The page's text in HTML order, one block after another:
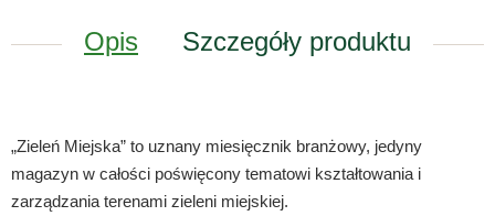
Opis Szczegóły produktu
„Zieleń Miejska” to uznany miesięcznik branżowy, jedyny
magazyn w całości poświęcony tematowi kształtowania i
zarządzania terenami zieleni miejskiej.